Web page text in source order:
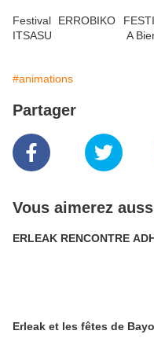
Festival ERROBIKO
ITSASU A
#animations
Partager
Vous aimerez
ERLEAK RENCONTRE
Erleak et les fêtes de